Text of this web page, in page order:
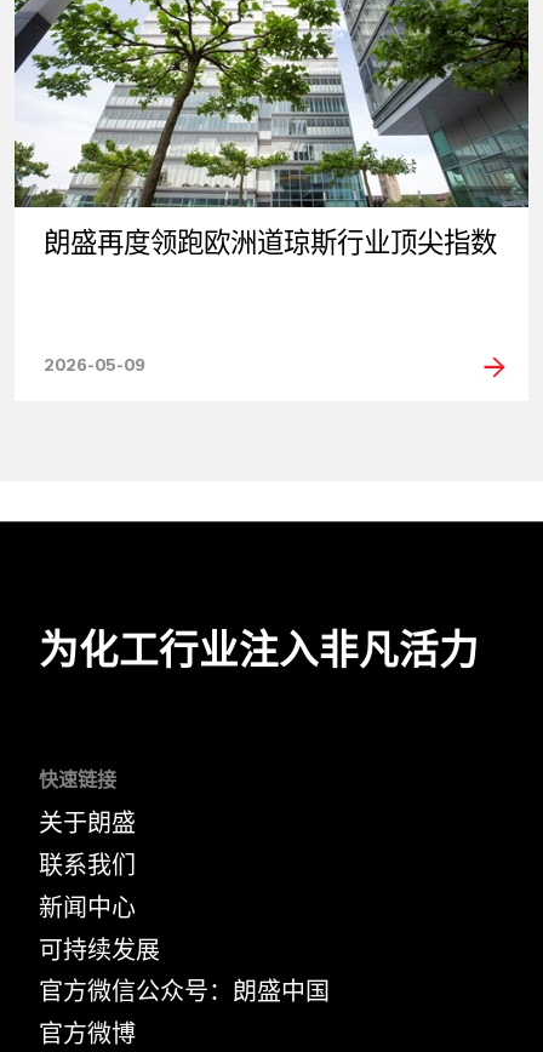
朗盛再度领跑欧洲道琼斯行业顶尖指数
2026-05-09
为化工行业注入非凡活力
快速链接
关于朗盛
联系我们
新闻中心
可持续发展
官方微信公众号：朗盛中国
官方微博